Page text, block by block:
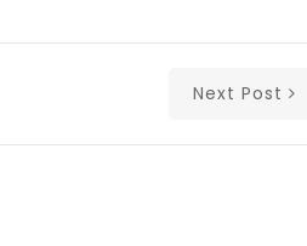
Next Post